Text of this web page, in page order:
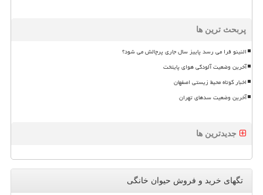
پربحث ترین ها
النینو فرا می رسد پاییز سال جاری پرچالش می شود؟
آخرین وضعیت آلودگی هوای پایتخت
اخبار کوتاه محیط زیستی اصفهان
آخرین وضعیت سدهای تهران
جدیدترین ها
تگهای خرید و فروش حیوان خانگی